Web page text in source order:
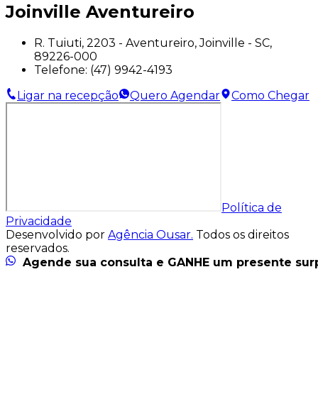
Joinville Aventureiro
R. Tuiuti, 2203 - Aventureiro, Joinville - SC,
89226-000
Telefone: (47) 9942-4193
Ligar na recepção
Quero Agendar Como Chegar
Política de
Privacidade
Desenvolvido por Agência Ousar. Todos os direitos
reservados.
Agende sua consulta e GANHE um presente